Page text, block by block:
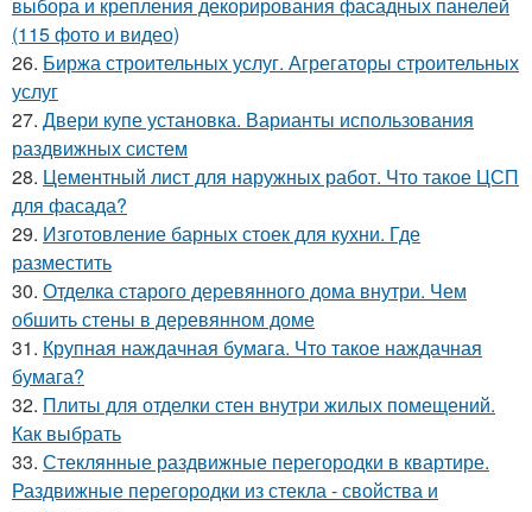
(115 фото и видео)
26. Биржа строительных услуг. Агрегаторы строительных
услуг
27. Двери купе установка. Варианты использования
раздвижных систем
28. Цементный лист для наружных работ. Что такое ЦСП
для фасада?
29. Изготовление барных стоек для кухни. Где
разместить
30. Отделка старого деревянного дома внутри. Чем
обшить стены в деревянном доме
31. Крупная наждачная бумага. Что такое наждачная
бумага?
32. Плиты для отделки стен внутри жилых помещений.
Как выбрать
33. Стеклянные раздвижные перегородки в квартире.
Раздвижные перегородки из стекла - свойства и